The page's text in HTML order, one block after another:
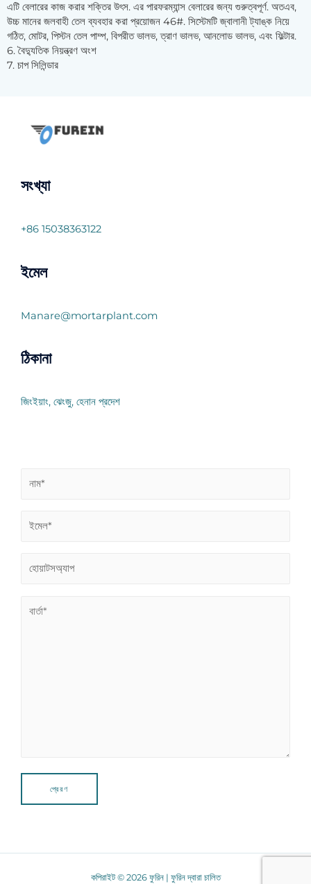
এটি বেলারের কাজ করার শক্তির উৎস. এর পারফরম্যান্স বেলারের জন্য গুরুত্বপূর্ণ. অতএব,
উচ্চ মানের জলবাহী তেল ব্যবহার করা প্রয়োজন 46#. সিস্টেমটি জ্বালানী ট্যাঙ্ক নিয়ে
গঠিত, মোটর, পিস্টন তেল পাম্প, বিপরীত ভালভ, ত্রাণ ভালভ, আনলোড ভালভ, এবং ফিল্টার.
6. বৈদ্যুতিক নিয়ন্ত্রণ অংশ
7. চাপ সিলিন্ডার
সংখ্যা
+86 15038363122
ইমেল
Manare@mortarplant.com
ঠিকানা
জিংইয়াং, ঝেংজু, হেনান প্রদেশ
কপিরাইট © 2026 ফুরিন | ফুরিন দ্বারা চালিত